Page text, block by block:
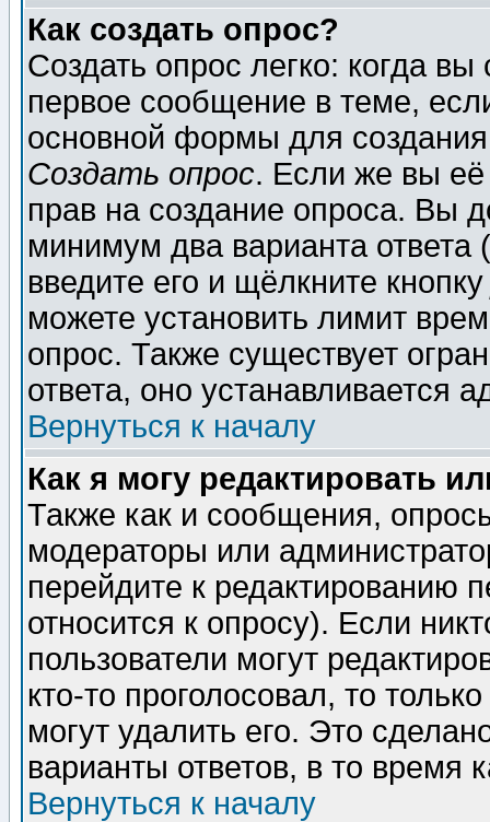
Как создать опрос?
Создать опрос легко: когда
первое сообщение в теме,
основной формы для
Создать опрос. Если же вы её
прав на создание опроса. Вы
минимум два варианта ответа
введите его и щёлкните
можете установить лимит
опрос. Также существует
ответа, оно устанавливается
Вернуться к началу
Как я могу редактировать
Также как и сообщения,
модераторы или
перейдите к редактированию
относится к опросу). Если
пользователи могут
кто-то проголосовал, то
могут удалить его. Это
варианты ответов, в то время
Вернуться к началу